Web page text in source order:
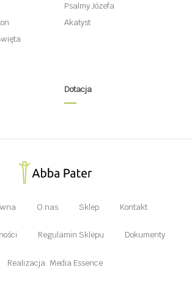
Psalmy Józefa
Akatyst
Dotacja
O nas Sklep Kontakt
Regulamin Sklepu Dokumenty
Realizacja: Media Essence